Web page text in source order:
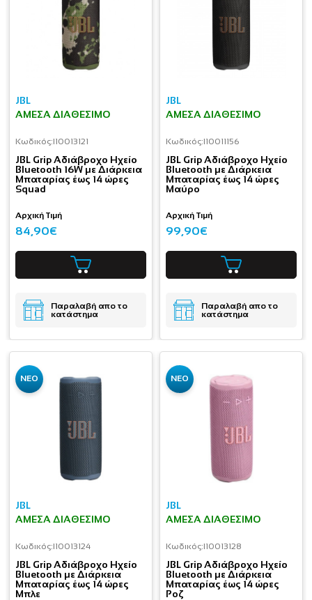
JBL
ΆΜΕΣΑ ΔΙΑΘΈΣΙΜΟ
Κωδικός:I10013121
JBL Grip Αδιάβροχο Ηχείο
Bluetooth 16W με Διάρκεια
Μπαταρίας έως 14 ώρες
Squad
Αρχική Τιμή
84,90€
Παραλαβή απο το
κατάστημα
JBL
ΆΜΕΣΑ ΔΙΑΘΈΣΙΜΟ
Κωδικός:I10011156
JBL Grip Αδιάβροχο Ηχείο
Bluetooth με Διάρκεια
Μπαταρίας έως 14 ώρες
Μαύρο
Αρχική Τιμή
99,90€
Παραλαβή απο το
κατάστημα
ΝΕΟ
JBL
ΆΜΕΣΑ ΔΙΑΘΈΣΙΜΟ
Κωδικός:I10013124
JBL Grip Αδιάβροχο Ηχείο
Bluetooth με Διάρκεια
Μπαταρίας έως 14 ώρες
Μπλε
ΝΕΟ
JBL
ΆΜΕΣΑ ΔΙΑΘΈΣΙΜΟ
Κωδικός:I10013128
JBL Grip Αδιάβροχο Ηχείο
Bluetooth με Διάρκεια
Μπαταρίας έως 14 ώρες
Ροζ